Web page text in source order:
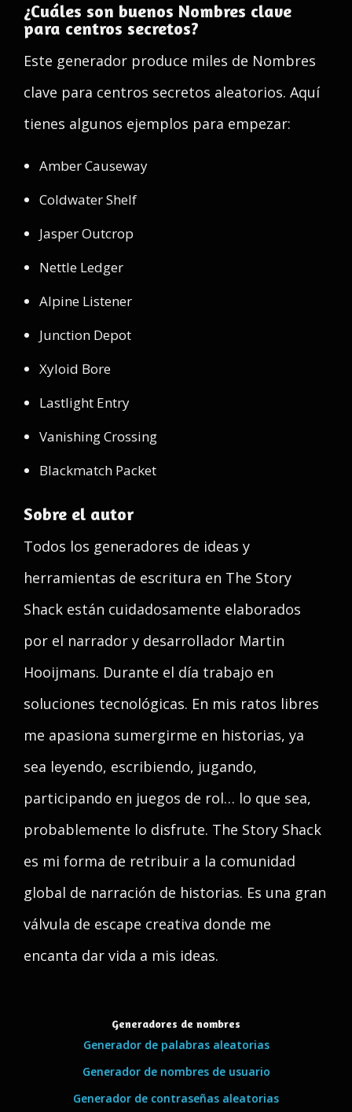
¿Cuáles son buenos Nombres clave
para centros secretos?
Este generador produce miles de Nombres
clave para centros secretos aleatorios. Aquí
tienes algunos ejemplos para empezar:
Amber Causeway
Coldwater Shelf
Jasper Outcrop
Nettle Ledger
Alpine Listener
Junction Depot
Xyloid Bore
Lastlight Entry
Vanishing Crossing
Blackmatch Packet
Sobre el autor
Todos los generadores de ideas y
herramientas de escritura en The Story
Shack están cuidadosamente elaborados
por el narrador y desarrollador Martin
Hooijmans. Durante el día trabajo en
soluciones tecnológicas. En mis ratos libres
me apasiona sumergirme en historias, ya
sea leyendo, escribiendo, jugando,
participando en juegos de rol… lo que sea,
probablemente lo disfrute. The Story Shack
es mi forma de retribuir a la comunidad
global de narración de historias. Es una gran
válvula de escape creativa donde me
encanta dar vida a mis ideas.
Generadores de nombres
Generador de palabras aleatorias
Generador de nombres de usuario
Generador de contraseñas aleatorias